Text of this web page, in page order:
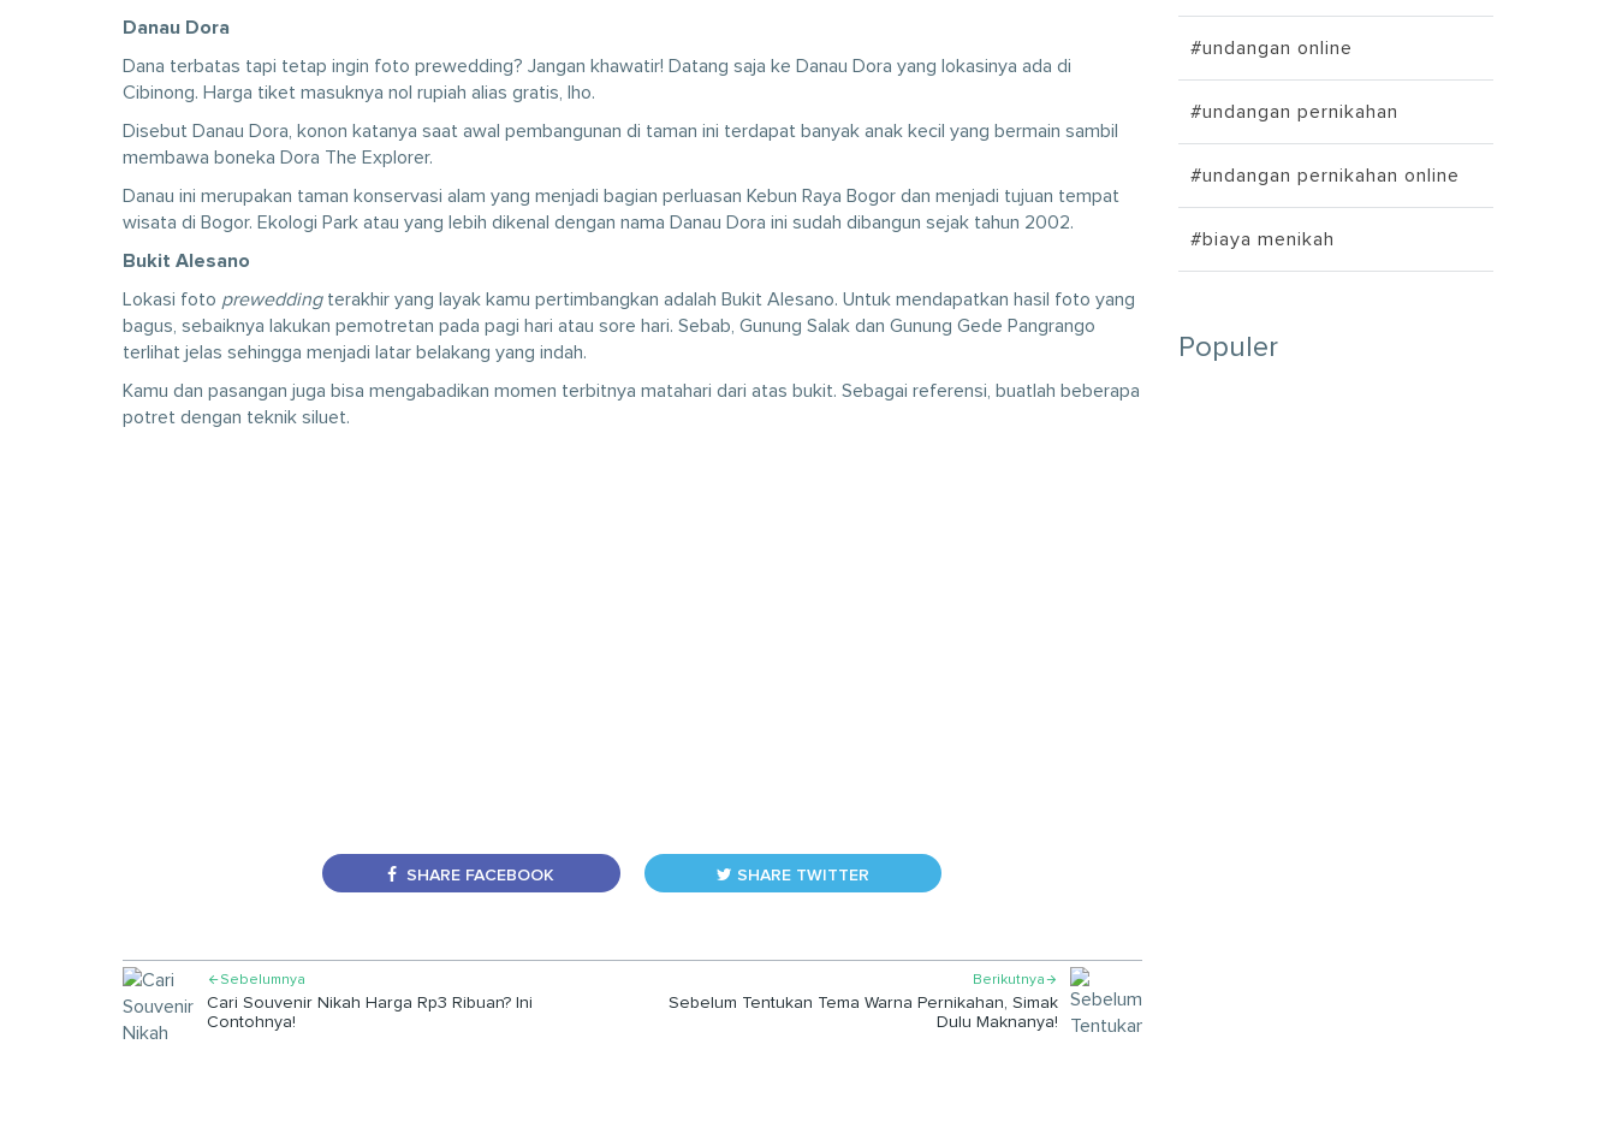
Danau Dora
Dana terbatas tapi tetap ingin foto prewedding? Jangan khawatir! Datang saja ke Danau Dora yang lokasinya ada di
Cibinong. Harga tiket masuknya nol rupiah alias gratis, lho.
Disebut Danau Dora, konon katanya saat awal pembangunan di taman ini terdapat banyak anak kecil yang bermain sambil
membawa boneka Dora The Explorer.
Danau ini merupakan taman konservasi alam yang menjadi bagian perluasan Kebun Raya Bogor dan menjadi tujuan tempat
wisata di Bogor. Ekologi Park atau yang lebih dikenal dengan nama Danau Dora ini sudah dibangun sejak tahun 2002.
Bukit Alesano
Lokasi foto preweddingterakhir yang layak kamu pertimbangkan adalah Bukit Alesano. Untuk mendapatkan hasil foto yang
bagus, sebaiknya lakukan pemotretan pada pagi hari atau sore hari. Sebab, Gunung Salak dan Gunung Gede Pangrango
terlihat jelas sehingga menjadi latar belakang yang indah.
Kamu dan pasangan juga bisa mengabadikan momen terbitnya matahari dari atas bukit. Sebagai referensi, buatlah beberapa
potret dengan teknik siluet.
SHARE FACEBOOK SHARE TWITTER
Sebelumnya
Cari Souvenir Nikah Harga Rp3 Ribuan? Ini
Contohnya!
Berikutnya
Sebelum Tentukan Tema Warna Pernikahan, Simak
Dulu Maknanya!
#undangan online
#undangan pernikahan
#undangan pernikahan online
#biaya menikah
Populer